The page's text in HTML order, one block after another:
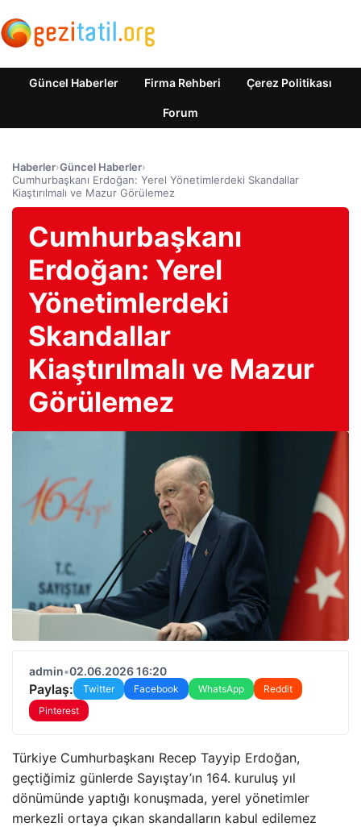
Güncel Haberler Firma Rehberi Çerez Politikası
Forum
Haberler›Güncel Haberler›
Cumhurbaşkanı Erdoğan: Yerel Yönetimlerdeki Skandallar
Kiaştırılmalı ve Mazur Görülemez
Cumhurbaşkanı
Erdoğan: Yerel
Yönetimlerdeki
Skandallar
Kiaştırılmalı ve Mazur
Görülemez
admin•02.06.2026 16:20
Paylaş: Twitter Facebook WhatsApp
Reddit
Pinterest
Türkiye Cumhurbaşkanı Recep Tayyip Erdoğan,
geçtiğimiz günlerde Sayıştay’ın 164. kuruluş yıl
dönümünde yaptığı konuşmada, yerel yönetimler
merkezli ortaya çıkan skandalların kabul edilemez